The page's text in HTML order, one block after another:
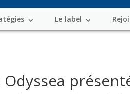
Le label